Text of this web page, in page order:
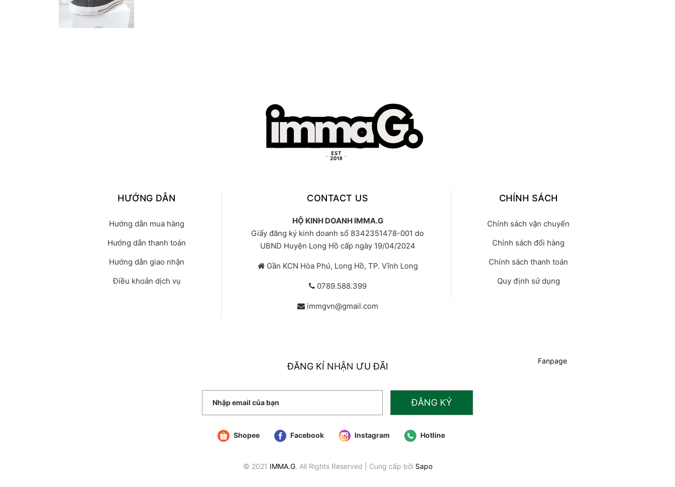
HƯỚNG DẪN
Hướng dẫn mua hàng
Hướng dẫn thanh toán
Hướng dẫn giao nhận
Điều khoản dịch vụ
CONTACT US
HỘ KINH DOANH IMMA.G
Giấy đăng ký kinh doanh số 8342351478-001 do
UBND Huyện Long Hồ cấp ngày 19/04/2024
Gần KCN Hòa Phú, Long Hồ, TP. Vĩnh Long
0789.588.399
immgvn@gmail.com
CHÍNH SÁCH
Chính sách vận chuyển
Chính sách đổi hàng
Chính sách thanh toán
Quy định sử dụng
ĐĂNG KÍ NHẬN ƯU ĐÃI
ĐĂNG KÝ
Shopee Facebook Instagram Hotline
Fanpage
© 2021 IMMA.G. All Rights Reserved Cung cấp bởi Sapo